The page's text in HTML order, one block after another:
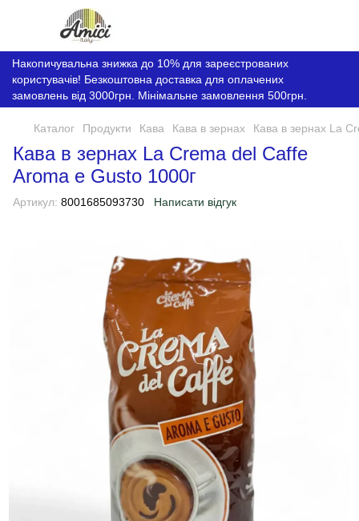
Накопичувальна знижка до 10% для зареєстрованих
користувачів! Безкоштовна доставка для оплачених
замовлень від 3000грн. Мінімальне замовлення 500грн.
Каталог Продукти Кава Кава в зернах Кава в зернах La
Кава в зернах La Crema del Caffe
Aroma e Gusto 1000г
Артикул: 8001685093730 Написати відгук